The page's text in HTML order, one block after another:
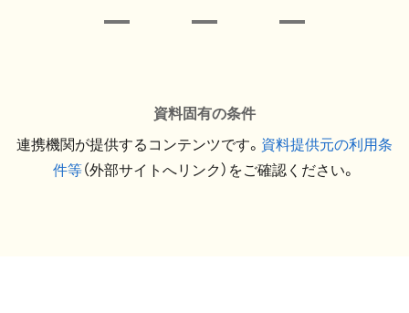
資料固有の条件
連携機関が提供するコンテンツです。 資料提供元の利用条
件等（外部サイトへリンク）をご確認ください。